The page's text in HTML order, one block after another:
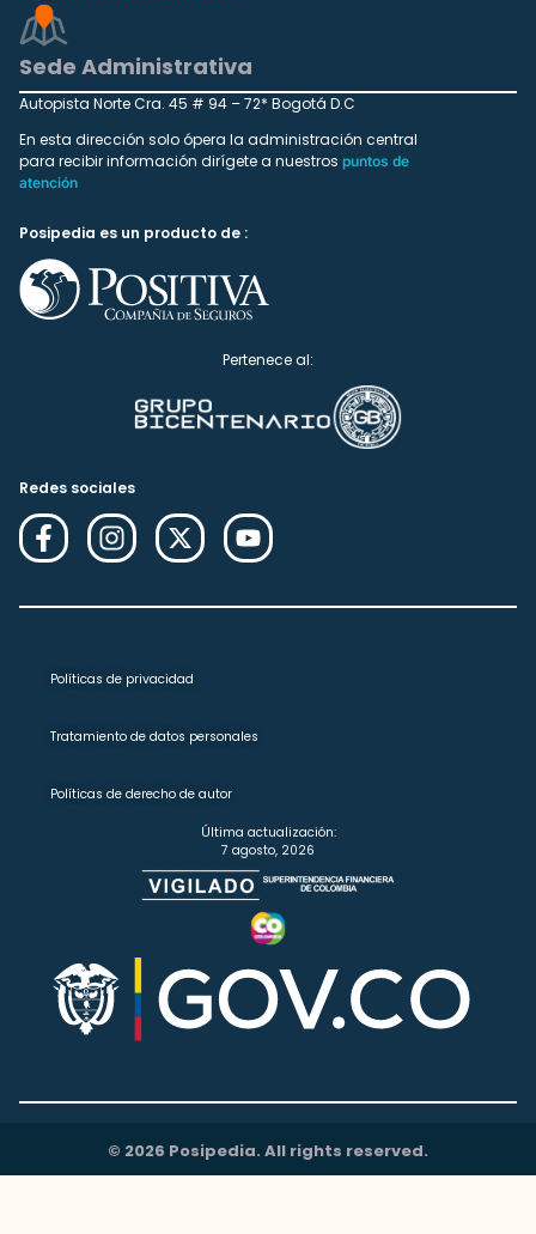
Sede Administrativa
Autopista Norte Cra. 45 # 94 – 72* Bogotá D.C
En esta dirección solo ópera la administración central
para recibir información dirígete a nuestros puntos de
atención
Posipedia es un producto de :
Pertenece al:
Redes sociales
Políticas de privacidad
Tratamiento de datos personales
Políticas de derecho de autor
Última actualización:
7 agosto, 2026
© 2026 Posipedia. All rights reserved.